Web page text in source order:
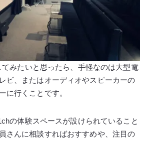
みたいと思ったら、手軽なのは大型電
ビ、またはオーディオやスピーカーの
に行くことです。
の体験スペースが設けられていること
さんに相談すればおすすめや、注目の